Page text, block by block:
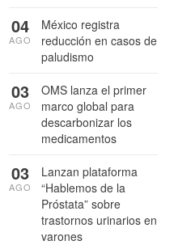
México registra
reducción en casos de
paludismo
04
AGO
OMS lanza el primer
marco global para
descarbonizar los
medicamentos
03
AGO
Lanzan plataforma
“Hablemos de la
Próstata” sobre
trastornos urinarios en
varones
03
AGO